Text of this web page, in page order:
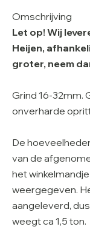
Omschrijving
Let op! Wij
Heijen,
groter, neem
Grind 16-32mm.
onverharde
De
van de
het
weergegeven.
aangeleverd,
weegt ca 1,5 ton.